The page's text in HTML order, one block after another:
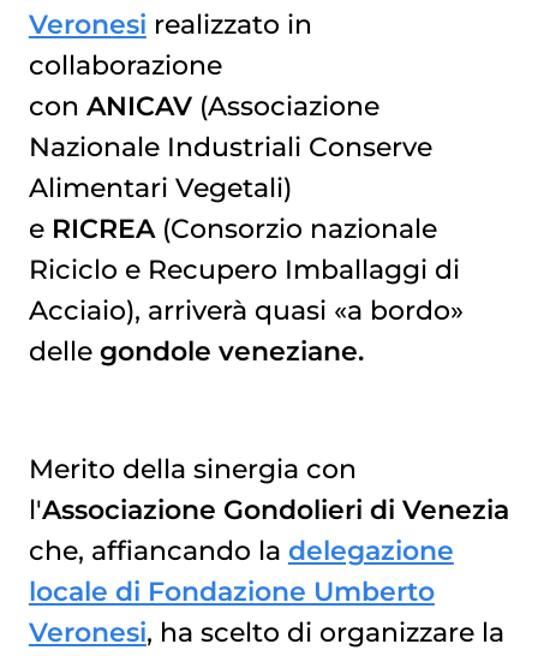
Veronesi realizzato in
collaborazione
con ANICAV(Associazione
Nazionale Industriali Conserve
Alimentari Vegetali)
e RICREA(Consorzio nazionale
Riciclo e Recupero Imballaggi di
Acciaio), arriverà quasi «a bordo»
delle gondole veneziane.
Merito della sinergia con
l'Associazione Gondolieri di Venezia
che, affiancando la delegazione
locale di Fondazione Umberto
Veronesi, ha scelto di organizzare la